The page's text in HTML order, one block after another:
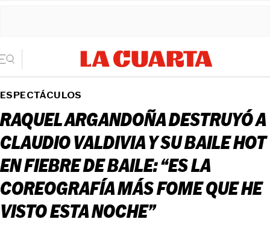
ESPECTÁCULOS
RAQUEL ARGANDOÑA DESTRUYÓ A
CLAUDIO VALDIVIA Y SU BAILE HOT
EN FIEBRE DE BAILE: “ES LA
COREOGRAFÍA MÁS FOME QUE HE
VISTO ESTA NOCHE”